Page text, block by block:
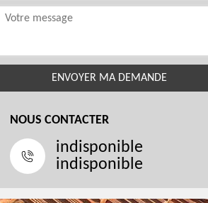
NOUS CONTACTER
indisponible
indisponible